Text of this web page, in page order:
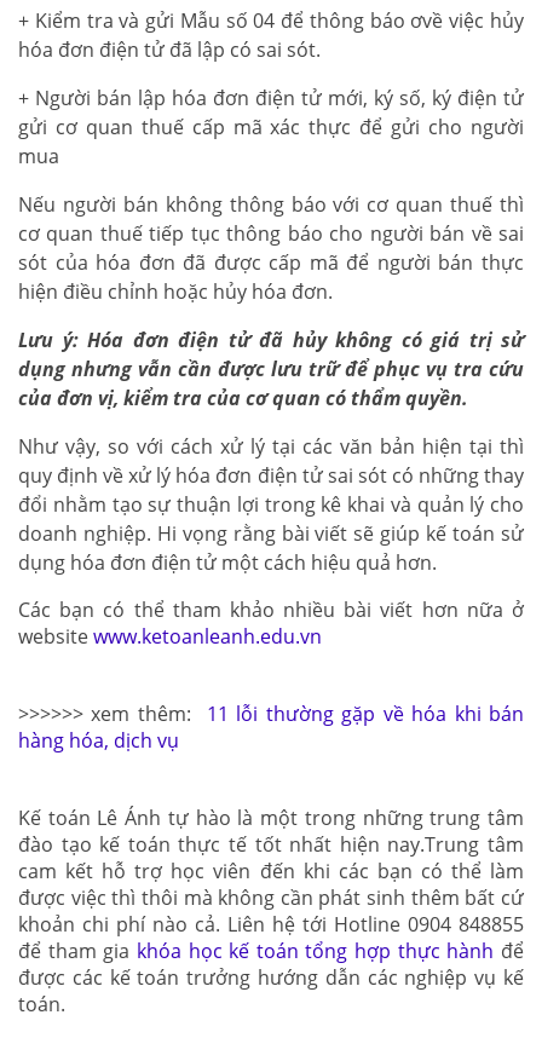
+ Kiểm tra và gửi Mẫu số 04 để thông báo ơvề việc hủy
hóa đơn điện tử đã lập có sai sót.
+ Người bán lập hóa đơn điện tử mới, ký số, ký điện tử
gửi cơ quan thuế cấp mã xác thực để gửi cho người
mua
Nếu người bán không thông báo với cơ quan thuế thì
cơ quan thuế tiếp tục thông báo cho người bán về sai
sót của hóa đơn đã được cấp mã để người bán thực
hiện điều chỉnh hoặc hủy hóa đơn.
Lưu ý: Hóa đơn điện tử đã hủy không có giá trị sử
dụng nhưng vẫn cần được lưu trữ để phục vụ tra cứu
của đơn vị, kiểm tra của cơ quan có thẩm quyền.
Như vậy, so với cách xử lý tại các văn bản hiện tại thì
quy định về xử lý hóa đơn điện tử sai sót có những thay
đổi nhằm tạo sự thuận lợi trong kê khai và quản lý cho
doanh nghiệp. Hi vọng rằng bài viết sẽ giúp kế toán sử
dụng hóa đơn điện tử một cách hiệu quả hơn.
Các bạn có thể tham khảo nhiều bài viết hơn nữa ở
websitewww.ketoanleanh.edu.vn
>>>>>> xem thêm: 11 lỗi thường gặp về hóa khi bán
hàng hóa, dịch vụ
Kế toán Lê Ánh tự hào là một trong những trung tâm
đào tạo kế toán thực tế tốt nhất hiện nay.Trung tâm
cam kết hỗ trợ học viên đến khi các bạn có thể làm
được việc thì thôi mà không cần phát sinh thêm bất cứ
khoản chi phí nào cả. Liên hệ tới Hotline 0904 848855
để tham gia khóa học kế toán tổng hợp thực hành để
được các kế toán trưởng hướng dẫn các nghiệp vụ kế
toán.